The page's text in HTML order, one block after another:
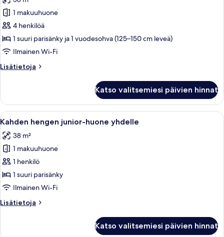
huonetyypin
Kahden
hengen
junior-
huone
1 makuuhuone
4 henkilöä
1 suuri parisänky ja 1 vuodesohva (125–150 cm leveä)
Ilmainen Wi-Fi
Lisätietoja
Lisätietoja
junior-
huone
Katso valitsemiesi päivien hinnat
Avaa
kaikki
huonetyypin
Kahden
hengen
junior-
huone
kuvat
Ylelliset vuodevaatteet, minibaari,
4
Kahden hengen junior-huone yhdelle
38 m²
1 makuuhuone
1 henkilö
1 suuri parisänky
Ilmainen Wi-Fi
Lisätietoja
Lisätietoja
Katso valitsemiesi päivien hinnat